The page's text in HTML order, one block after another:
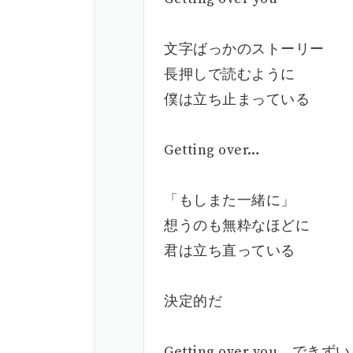
文字ばっかのストーリー
長押しで読むように
僕は立ち止まっている
Getting over…
「もしまた一緒に」
想うのも無粋なほどに
君は立ち直っている
決定的だ